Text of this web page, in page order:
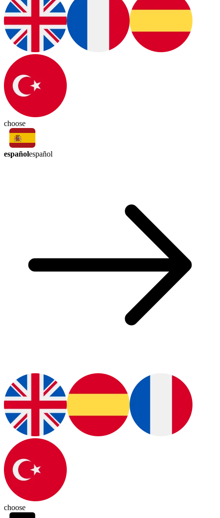
choose
españolespañol
choose